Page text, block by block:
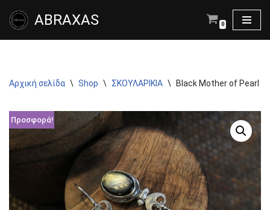
Μεταπηδήστε
ABRAXAS 0
Αρχική σελίδα \ Shop \ ΣΚΟΥΛΑΡΙΚΙΑ \ Black Mother of Pearl
Προσφορά!